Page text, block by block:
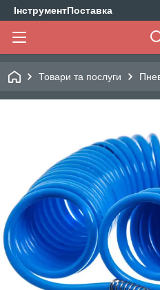
ІнструментПоставка
Товари та послуги